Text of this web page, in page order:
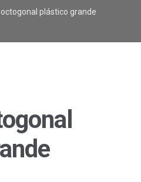
plástico grande